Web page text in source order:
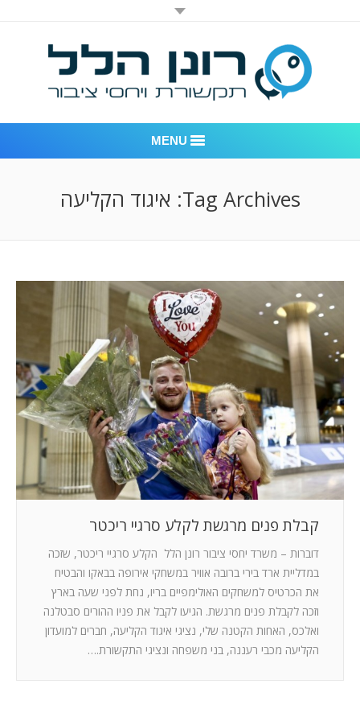
MENU
לקוחות – משרד יחסי ציבור רונן הלל
חדר חדשות
המלצות
ניהול מוניטין
צור קשר
Tag Archives: איגוד הקליעה
קבלת פנים מרגשת לקלע סרגיי ריכטר
דוברות – משרד יחסי ציבור רונן הלל הקלע סרגיי ריכטר, שזכה
במדליית ארד בירי ברובה אוויר במשחקי אירופה בבאקו והבטיח
את הכרטיס למשחקים האולימפיים בריו, נחת לפני שעה בארץ
וזכה לקבלת פנים מרגשת. הגיעו לקבל את פניו ההורים סבטלנה
ואלכס, האחות הקטנה שלי, נציגי איגוד הקליעה, חברים למועדון
הקליעה מכבי רעננה, בני משפחה ונציגי התקשורת.…